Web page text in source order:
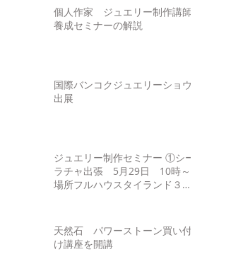
個人作家 ジュエリー制作講師
養成セミナーの解説
国際バンコクジュエリーショウ
出展
ジュエリー制作セミナー ①シー
ラチャ出張 5月29日 10時～
場所フルハウスタイランド３
タクシン 6月
天然石 パワーストーン買い付
け講座を開講